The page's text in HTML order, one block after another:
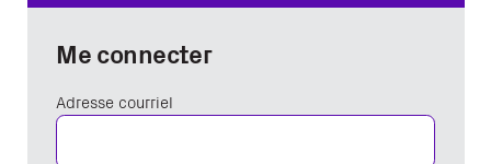
Me connecter
Adresse courriel